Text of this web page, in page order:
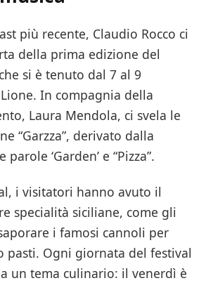
più recente, Claudio Rocco ci
della prima edizione del
si è tenuto dal 7 al 9
In compagnia della
Laura Mendola, ci svela le
“Garzza”, derivato dalla
‘Garden’ e “Pizza”.
i visitatori hanno avuto il
specialità siciliane, come gli
i famosi cannoli per
pasti. Ogni giornata del festival
un tema culinario: il venerdì è